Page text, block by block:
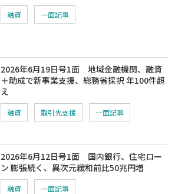
融資 一面記事
2026年6月19日号1面 地域金融機関、融資
＋助成で新事業支援、総務省採択 年100件超
え
融資 取引先支援 一面記事
2026年6月12日号1面 国内銀行、住宅ロー
ン 膨張続く、異次元緩和前比50兆円増
融資 一面記事